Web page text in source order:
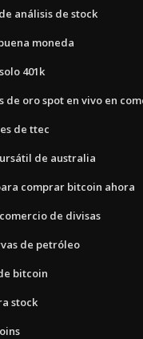
análisis de stock
moneda
401k
de oro spot en vivo en
de ttec
de australia
comprar bitcoin ahora
de divisas
de petróleo
bitcoin
stock